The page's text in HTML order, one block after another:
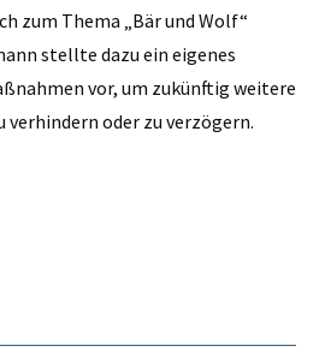
zum Thema „Bär und Wolf“
stellte dazu ein eigenes
vor, um zukünftig weitere
oder zu verzögern.